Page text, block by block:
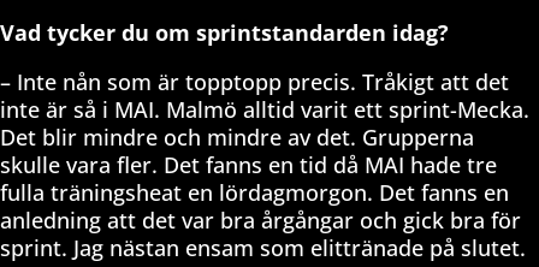
Vad tycker du om sprintstandarden idag?
– Inte nån som är topptopp precis. Tråkigt att det
inte är så i MAI. Malmö alltid varit ett sprint-Mecka.
Det blir mindre och mindre av det. Grupperna
skulle vara fler. Det fanns en tid då MAI hade tre
fulla träningsheat en lördagmorgon. Det fanns en
anledning att det var bra årgångar och gick bra för
sprint. Jag nästan ensam som elittränade på slutet.